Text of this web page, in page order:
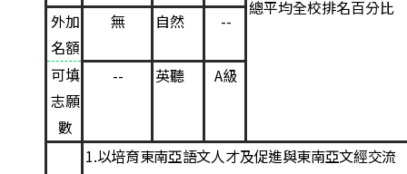
總平均全校排名百分比
外加
名額
無 自然 --
可填
志願
數
-- 英聽 A級
1.以培育東南亞語文⼈才及促進與東南亞文經交流